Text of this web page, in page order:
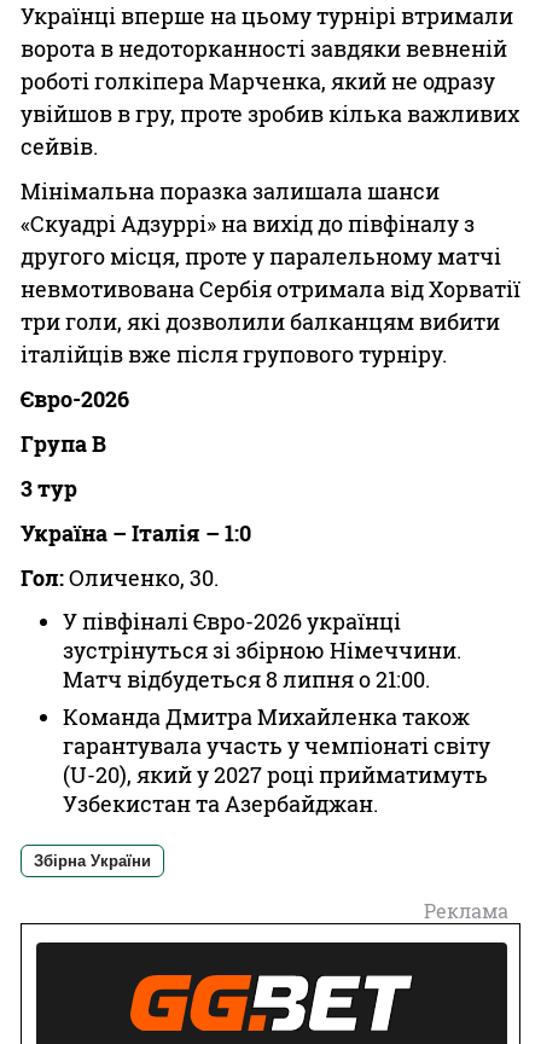
Українці вперше на цьому турнірі втримали
ворота в недоторканності завдяки вевненій
роботі голкіпера Марченка, який не одразу
увійшов в гру, проте зробив кілька важливих
сейвів.
Мінімальна поразка залишала шанси
«Скуадрі Адзуррі» на вихід до півфіналу з
другого місця, проте у паралельному матчі
невмотивована Сербія отримала від Хорватії
три голи, які дозволили балканцям вибити
італійців вже після групового турніру.
Євро-2026
Група В
3 тур
Україна – Італія – 1:0
Гол:Оличенко, 30.
У півфіналі Євро-2026 українці
зустрінуться зі збірною Німеччини.
Матч відбудеться 8 липня о 21:00.
Команда Дмитра Михайленка також
гарантувала участь у чемпіонаті світу
(U-20), який у 2027 році прийматимуть
Узбекистан та Азербайджан.
Збірна України
Реклама